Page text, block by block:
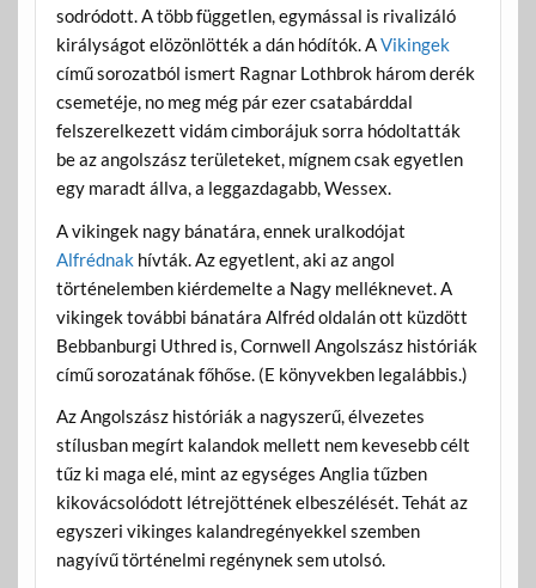
sodródott. A több független, egymással is rivalizáló
királyságot elözönlötték a dán hódítók. AVikingek
című sorozatból ismert Ragnar Lothbrok három derék
csemetéje, no meg még pár ezer csatabárddal
felszerelkezett vidám cimborájuk sorra hódoltatták
be az angolszász területeket, mígnem csak egyetlen
egy maradt állva, a leggazdagabb, Wessex.
A vikingek nagy bánatára, ennek uralkodójat
Alfrédnak hívták. Az egyetlent, aki az angol
történelemben kiérdemelte a Nagy melléknevet. A
vikingek további bánatára Alfréd oldalán ott küzdött
Bebbanburgi Uthred is, Cornwell Angolszász históriák
című sorozatának főhőse. (E könyvekben legalábbis.)
Az Angolszász históriák a nagyszerű, élvezetes
stílusban megírt kalandok mellett nem kevesebb célt
tűz ki maga elé, mint az egységes Anglia tűzben
kikovácsolódott létrejöttének elbeszélését. Tehát az
egyszeri vikinges kalandregényekkel szemben
nagyívű történelmi regénynek sem utolsó.